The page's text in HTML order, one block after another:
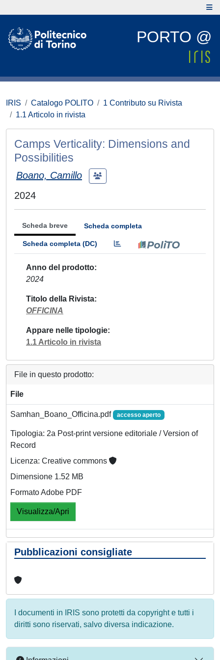
PORTO @
IRIS Catalogo POLITO
1 Contributo su Rivista
1.1 Articolo in rivista
Camps Verticality: Dimensions and
Possibilities
Boano, Camillo
2024
Scheda breve Scheda completa
Scheda completa (DC)
Anno del prodotto
2024
Titolo della Rivista
OFFICINA
Appare nelle tipologie
1.1 Articolo in rivista
File in questo prodotto:
File
Samhan_Boano_Officina.pdf accesso aperto
Tipologia: 2a Post-print versione editoriale / Version of
Record
Licenza: Creative commons
Dimensione 1.52 MB
Formato Adobe PDF
Visualizza/Apri
Pubblicazioni consigliate
I documenti in IRIS sono protetti da copyright e tutti i
diritti sono riservati, salvo diversa indicazione.